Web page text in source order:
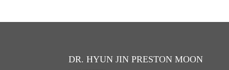
DR. HYUN JIN PRESTON MOON